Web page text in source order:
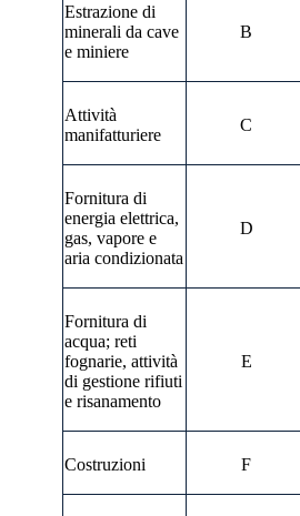
Estrazione di
minerali da cave
e miniere
B
Attività
manifatturiere
C
Fornitura di
energia elettrica,
gas, vapore e
aria condizionata
D
Fornitura di
acqua; reti
fognarie, attività
di gestione rifiuti
e risanamento
E
Costruzioni F